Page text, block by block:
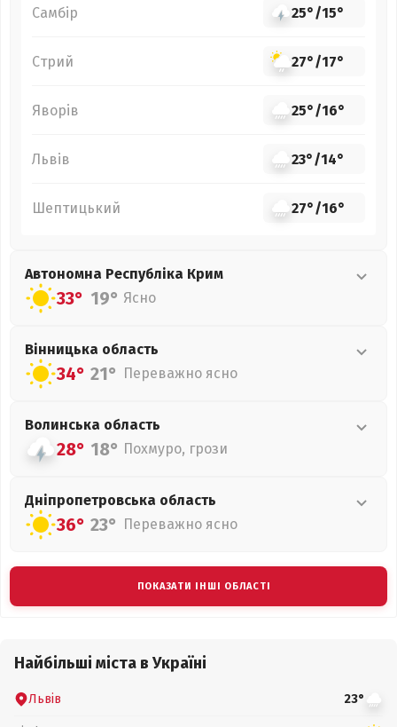
Самбір 25°/15°
Стрий 27°/17°
Яворів 25°/16°
Львів 23°/14°
Шептицький 27°/16°
Автономна Республіка Крим
33° 19° Ясно
Вінницька область
34° 21° Переважно ясно
Волинська область
28° 18° Похмуро, грози
Дніпропетровська область
36° 23° Переважно ясно
ПОКАЗАТИ ІНШІ ОБЛАСТІ
Найбільші міста в Україні
Львів 23°